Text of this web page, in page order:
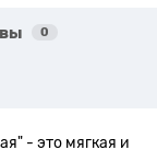
0
- это мягкая и